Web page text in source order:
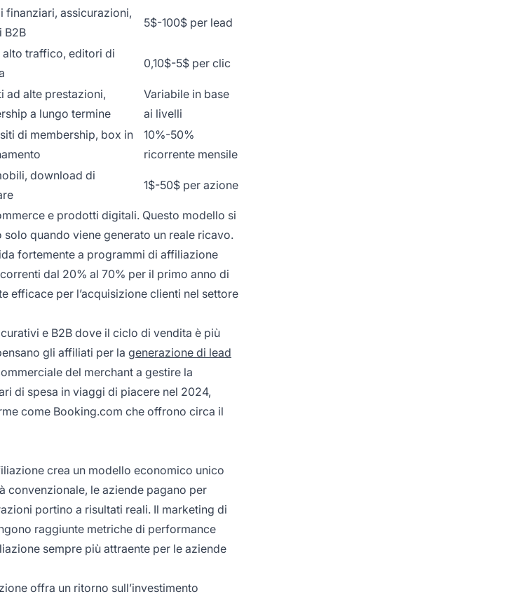
finanziari, assicurazioni,
B2B
5$-100$ per lead
alto traffico, editori di
0,10$-5$ per clic
ad alte prestazioni,
a lungo termine
Variabile in base
ai livelli
siti di membership, box in
10%-50%
ricorrente mensile
download di
1$-50$ per azione
e prodotti digitali. Questo modello si
quando viene generato un reale ricavo.
fortemente a programmi di affiliazione
dal 20% al 70% per il primo anno di
efficace per l’acquisizione clienti nel settore
e B2B dove il ciclo di vendita è più
gli affiliati per la generazione di lead
del merchant a gestire la
di spesa in viaggi di piacere nel 2024,
come Booking.com che offrono circa il
crea un modello economico unico
convenzionale, le aziende pagano per
portino a risultati reali. Il marketing di
raggiunte metriche di performance
sempre più attraente per le aziende
offra un ritorno sull’investimento